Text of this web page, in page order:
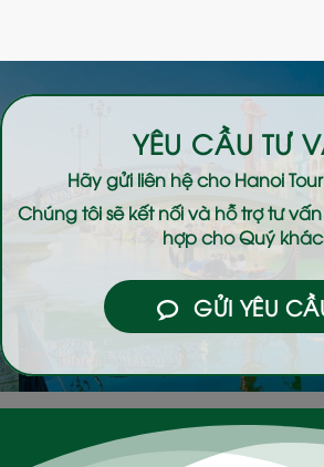
YÊU CẦU TƯ
Hãy gửi liên hệ choHanoi
Chúng tôi sẽ kết nối và hỗ trợ tư
hợp cho Quý
GỬI YÊU